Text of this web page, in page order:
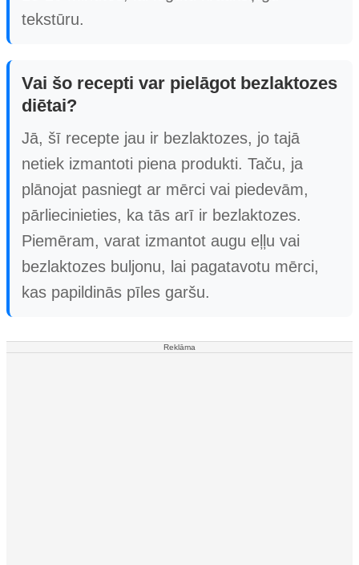
tekstūru.
Vai šo recepti var pielāgot bezlaktozes
diētai?
Jā, šī recepte jau ir bezlaktozes, jo tajā
netiek izmantoti piena produkti. Taču, ja
plānojat pasniegt ar mērci vai piedevām,
pārliecinieties, ka tās arī ir bezlaktozes.
Piemēram, varat izmantot augu eļļu vai
bezlaktozes buljonu, lai pagatavotu mērci,
kas papildinās pīles garšu.
Reklāma